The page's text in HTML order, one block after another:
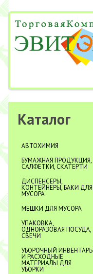
Каталог
АВТОХИМИЯ
БУМАЖНАЯ ПРОДУКЦИЯ,
САЛФЕТКИ, СКАТЕРТИ
ДИСПЕНСЕРЫ,
КОНТЕЙНЕРЫ, БАКИ ДЛЯ
МУСОРА
МЕШКИ ДЛЯ МУСОРА
УПАКОВКА,
ОДНОРАЗОВАЯ ПОСУДА,
СВЕЧИ
УБОРОЧНЫЙ ИНВЕНТАРЬ
И РАСХОДНЫЕ
МАТЕРИАЛЫ ДЛЯ
УБОРКИ